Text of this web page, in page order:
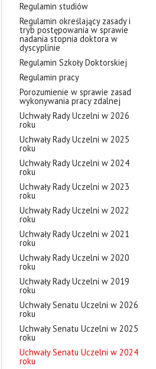
Regulamin studiów
Regulamin określający zasady i
tryb postępowania w sprawie
nadania stopnia doktora w
dyscyplinie
Regulamin Szkoły Doktorskiej
Regulamin pracy
Porozumienie w sprawie zasad
wykonywania pracy zdalnej
Uchwały Rady Uczelni w 2026
roku
Uchwały Rady Uczelni w 2025
roku
Uchwały Rady Uczelni w 2024
roku
Uchwały Rady Uczelni w 2023
roku
Uchwały Rady Uczelni w 2022
roku
Uchwały Rady Uczelni w 2021
roku
Uchwały Rady Uczelni w 2020
roku
Uchwały Rady Uczelni w 2019
roku
Uchwały Senatu Uczelni w 2026
roku
Uchwały Senatu Uczelni w 2025
roku
Uchwały Senatu Uczelni w 2024
roku